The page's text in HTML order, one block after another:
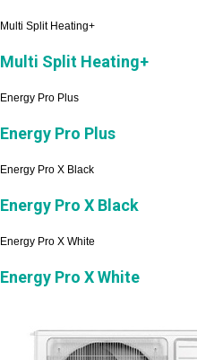
Multi Split Heating+
Multi Split Heating+
Energy Pro Plus
Energy Pro Plus
Energy Pro X Black
Energy Pro X Black
Energy Pro X White
Energy Pro X White